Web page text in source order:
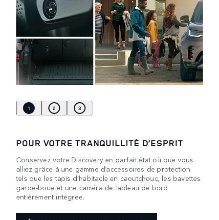
1 2 3
POUR VOTRE TRANQUILLITÉ D’ESPRIT
Conservez votre Discovery en parfait état où que vous
alliez grâce à une gamme d’accessoires de protection
tels que les tapis d’habitacle en caoutchouc, les bavettes
garde-boue et une caméra de tableau de bord
entièrement intégrée.